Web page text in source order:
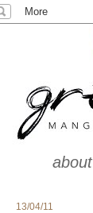
about
13/04/11